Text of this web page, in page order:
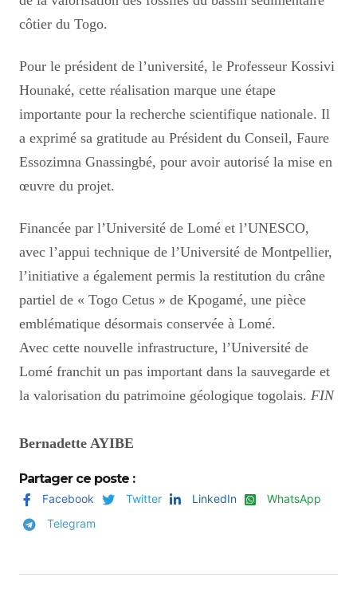
côtier du Togo.
Pour le président de l’université, le Professeur Kossivi
Hounaké, cette réalisation marque une étape
importante pour la recherche scientifique nationale. Il
a exprimé sa gratitude au Président du Conseil, Faure
Essozimna Gnassingbé, pour avoir autorisé la mise en
œuvre du projet.
Financée par l’Université de Lomé et l’UNESCO,
avec l’appui technique de l’Université de Montpellier,
l’initiative a également permis la restitution du crâne
partiel de « Togo Cetus » de Kpogamé, une pièce
emblématique désormais conservée à Lomé.
Avec cette nouvelle infrastructure, l’Université de
Lomé franchit un pas important dans la sauvegarde et
la valorisation du patrimoine géologique togolais. FIN
Bernadette AYIBE
Partager ce poste :
Facebook Twitter LinkedIn
WhatsApp
Telegram